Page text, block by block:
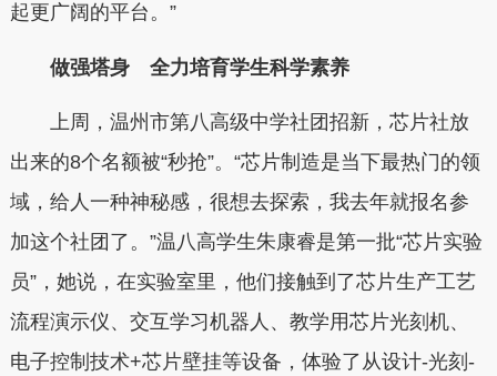
起更广阔的平台。”
做强塔身 全力培育学生科学素养
上周，温州市第八高级中学社团招新，芯片社放
出来的8个名额被“秒抢”。“芯片制造是当下最热门的领
域，给人一种神秘感，很想去探索，我去年就报名参
加这个社团了。”温八高学生朱康睿是第一批“芯片实验
员”，她说，在实验室里，他们接触到了芯片生产工艺
流程演示仪、交互学习机器人、教学用芯片光刻机、
电子控制技术+芯片壁挂等设备，体验了从设计-光刻-